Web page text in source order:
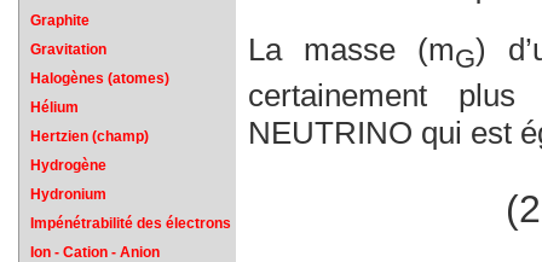
Graphite
Gravitation
Halogènes (atomes)
Hélium
Hertzien (champ)
Hydrogène
Hydronium
Impénétrabilité des électrons
Ion - Cation - Anion
La masse (mG)
certainement
NEUTRINO qui est